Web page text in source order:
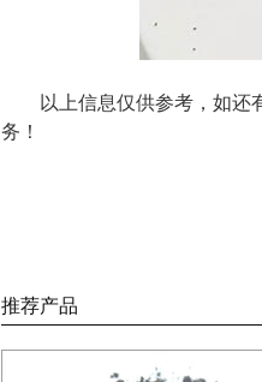
以上信息仅供参考，如还有
务！
推荐产品